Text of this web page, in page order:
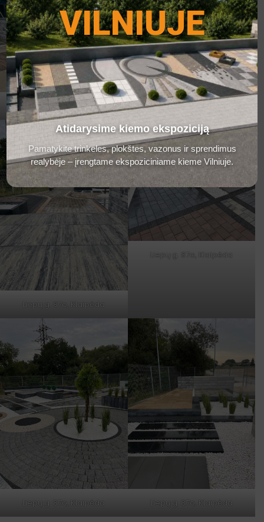
Liepų g. 87o, Klaipėda
Liepų g. 87o, Klaipėda
Liepų g. 87o, Klaipėda
Liepų g. 87o, Klaipėda
Liepų g. 87o, Klaipėda Liepų g. 87o, Klaipėda
VILNIUJE
Atidarysime kiemo ekspoziciją
Pamatykite trinkeles, plokštes, vazonus ir sprendimus
realybėje – įrengtame ekspoziciniame kieme Vilniuje.